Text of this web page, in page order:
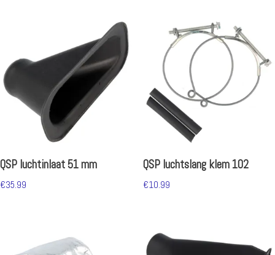
QSP luchtinlaat 51 mm
€35.99
QSP luchtslang klem 102
€10.99